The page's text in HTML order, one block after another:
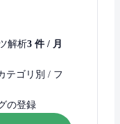
解析3 件 / 月
テゴリ別 / フ
の登録